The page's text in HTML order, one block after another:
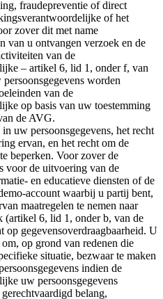
fraudepreventie of direct
of het
zover dit met name
van u ontvangen verzoek en de
van de
– artikel 6, lid 1, onder f, van
worden
van de
op basis van uw toestemming
de AVG.
uw persoonsgegevens, het recht
ervan, en het recht om de
beperken. Voor zover de
voor de uitvoering van de
en educatieve diensten of de
account waarbij u partij bent,
maatregelen te nemen naar
(artikel 6, lid 1, onder b, van de
op gegevensoverdraagbaarheid. U
op grond van redenen die
situatie, bezwaar te maken
indien de
uw persoonsgegevens
belang,